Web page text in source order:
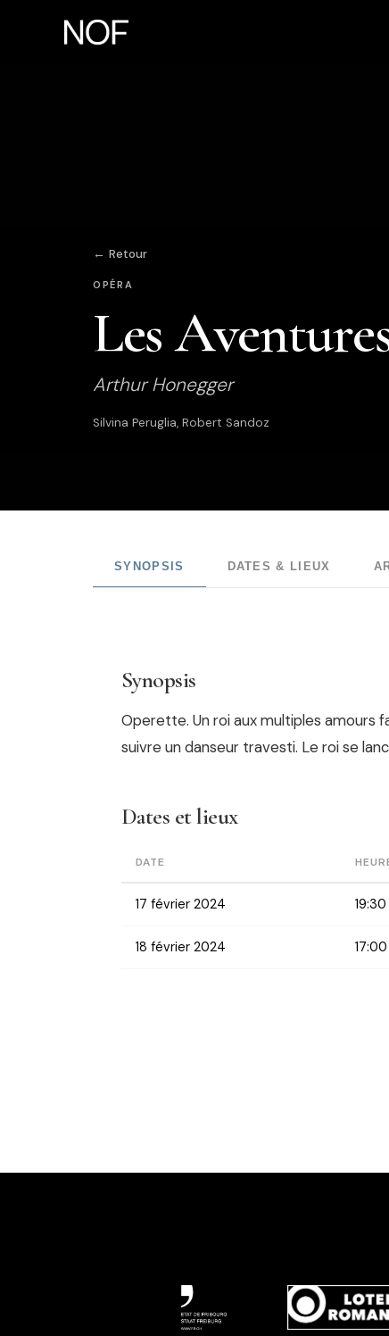
← Retour
OPÉRA
Les
Arthur Honegger
Silvina Peruglia, Robert Sandoz
SYNOPSIS DATES & LIEUX
Synopsis
Operette. Un roi aux multiples amours
suivre un danseur travesti. Le roi se
Dates et lieux
DATE
17 février 2024 19:30
18 février 2024 17:00